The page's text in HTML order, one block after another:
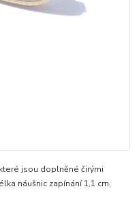
jsou doplněné čirými
náušnic zapínání 1,1 cm,